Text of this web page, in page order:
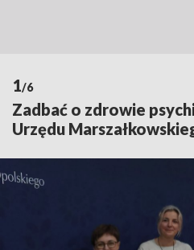
1/6
Zadbać o zdrowie
Urzędu